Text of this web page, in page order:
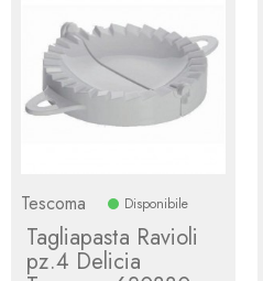
Tescoma Disponibile
Tagliapasta Ravioli
pz.4 Delicia